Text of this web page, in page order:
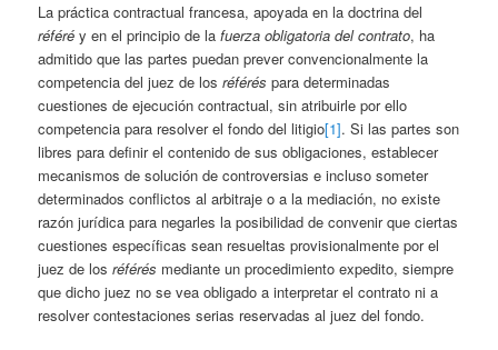
La práctica contractual francesa, apoyada en la doctrina del
référé y en el principio de lafuerza obligatoria del contrato, ha
admitido que las partes puedan prever convencionalmente la
competencia del juez de losréférés para determinadas
cuestiones de ejecución contractual, sin atribuirle por ello
competencia para resolver el fondo del litigio[1]. Si las partes son
libres para definir el contenido de sus obligaciones, establecer
mecanismos de solución de controversias e incluso someter
determinados conflictos al arbitraje o a la mediación, no existe
razón jurídica para negarles la posibilidad de convenir que ciertas
cuestiones específicas sean resueltas provisionalmente por el
juez de losréférés mediante un procedimiento expedito, siempre
que dicho juez no se vea obligado a interpretar el contrato ni a
resolver contestaciones serias reservadas al juez del fondo.